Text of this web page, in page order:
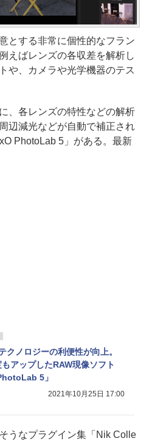
とする非常に個性的なフラン
えばレンズの各収差を解析し
や、カメラや光学機器のテス
、各レンズの特性などの解析
辺減光などが自動で補正され
PhotoLab 5」がある。最新
クノロジーの利便性が向上。
アップしたRAW現像ソフト
5」
2021年10月25日 17:00
うなプラグイン集「Nik Colle